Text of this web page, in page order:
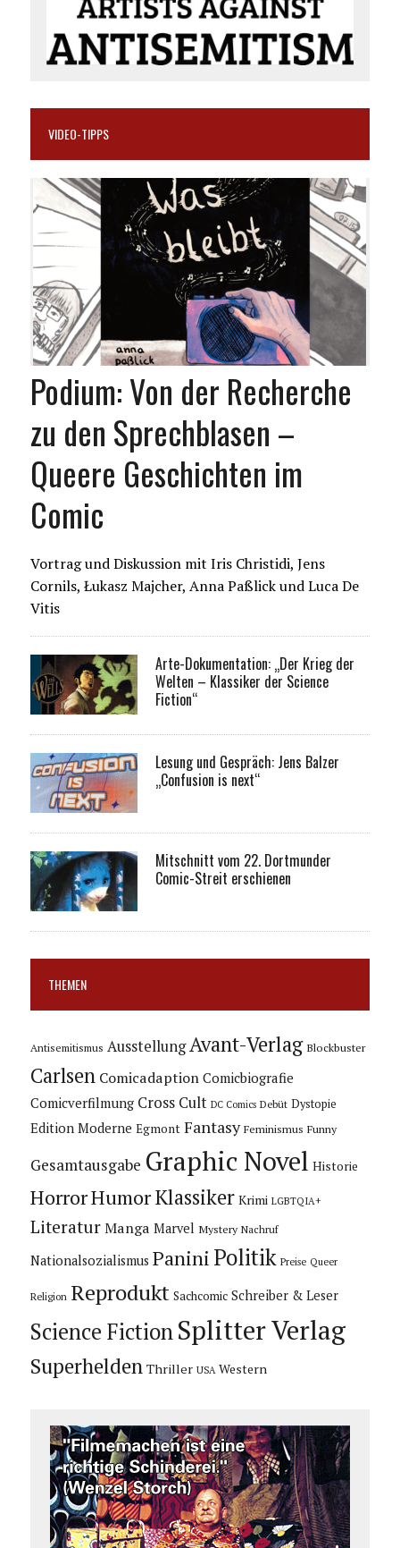
VIDEO-TIPPS
Podium: Von der Recherche
zu den Sprechblasen –
Queere Geschichten im
Comic
Vortrag und Diskussion mit Iris Christidi, Jens
Cornils, Łukasz Majcher, Anna Paßlick und Luca De
Vitis
Arte-Dokumentation: „Der Krieg der
Welten – Klassiker der Science
Fiction“
Lesung und Gespräch: Jens Balzer
„Confusion is next“
Mitschnitt vom 22. Dortmunder
Comic-Streit erschienen
THEMEN
Antisemitismus Ausstellung Avant-Verlag Blockbuster
Carlsen Comicadaption Comicbiografie
Comicverfilmung Cross Cult DC Comics Debüt Dystopie
Edition Moderne Egmont Fantasy Feminismus Funny
Gesamtausgabe Graphic Novel Historie
HorrorHumorKlassiker Krimi LGBTQIA+
Literatur Manga Marvel Mystery Nachruf
Nationalsozialismus Panini Politik Preise Queer
Religion Reprodukt Sachcomic Schreiber & Leser
Science Fiction Splitter Verlag
Superhelden Thriller USA Western